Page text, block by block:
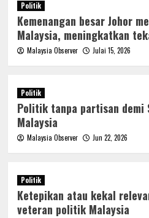
Politik
Kemenangan besar Johor
Malaysia, meningkatkan
Malaysia Observer Julai 15, 2026
Politik
Politik tanpa partisan demi
Malaysia
Malaysia Observer Jun 22, 2026
Politik
Ketepikan atau kekal
veteran politik Malaysia